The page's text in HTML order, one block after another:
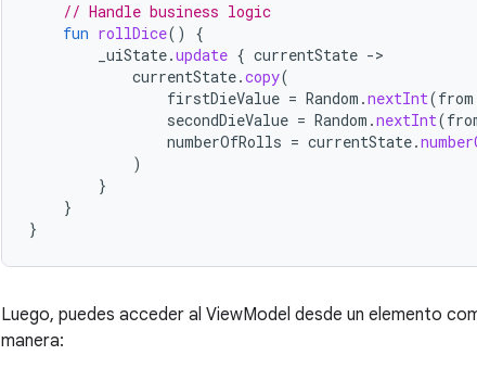
// Handle business logic
fun rollDice()
{
_uiState.update { currentState -
currentState.copy(
firstDieValue = Random .nextInt(from
secondDieValue = Random .nextInt(
numberOfRolls = currentState.
)
}
}
}
Luego, puedes acceder al ViewModel desde un elemento
manera: